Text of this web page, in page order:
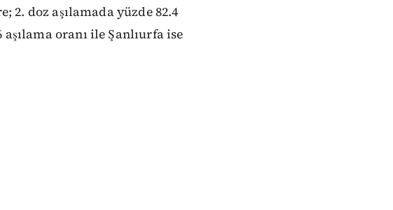
doz aşılamada yüzde 82.4
oranı ile Şanlıurfa ise